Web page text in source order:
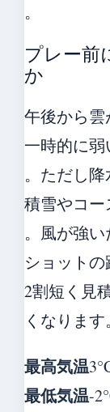
。
プレー前
か
午後から雲
一時的に
。ただし降
積雪やコ
。風が強い
ショット
2割短く見
くなります。
最高気温
最低気温-